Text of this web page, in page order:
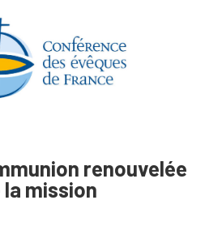
renouvelée
mission